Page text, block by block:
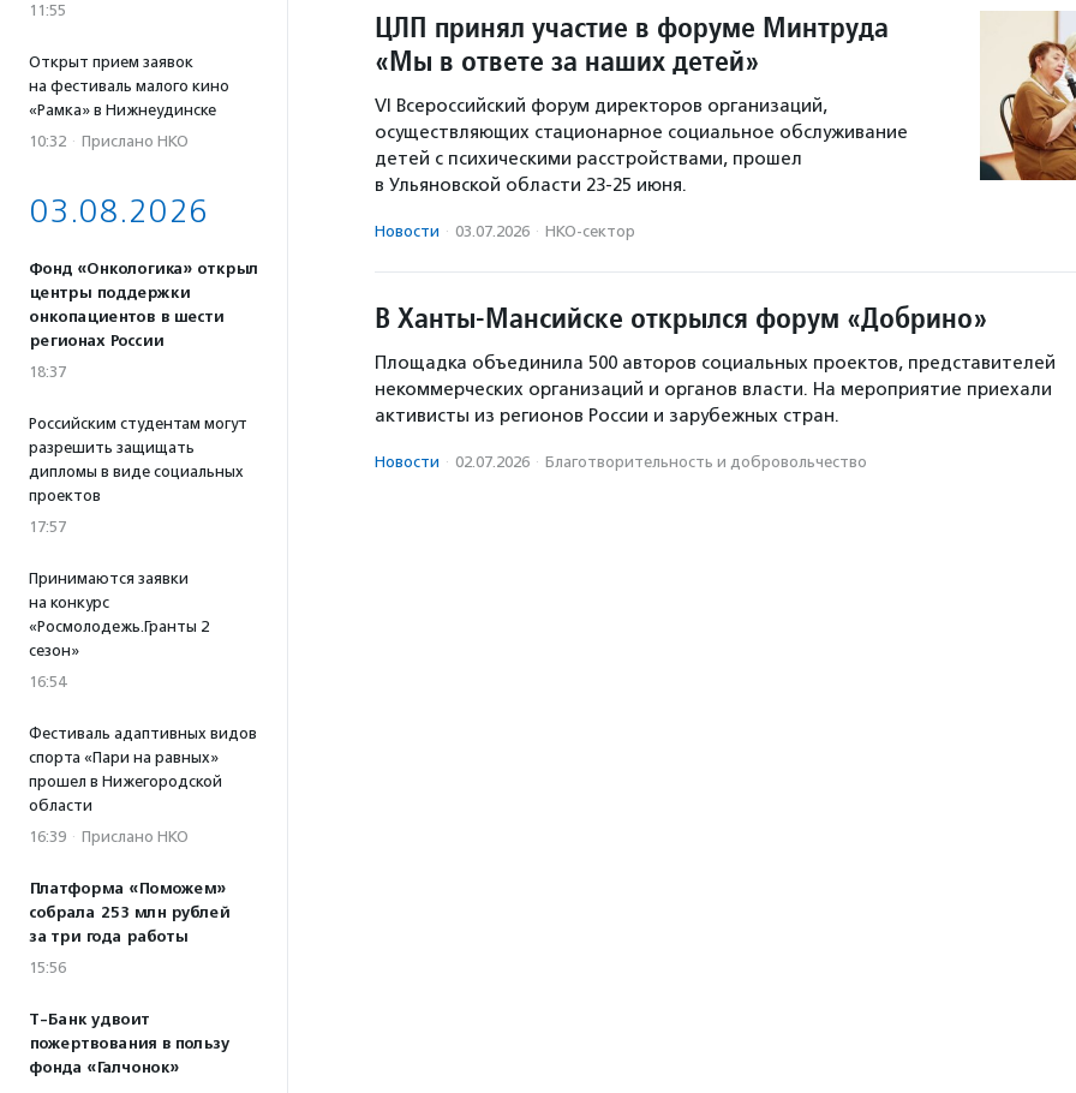
11:55
Открыт прием заявок
на фестиваль малого кино
«Рамка» в Нижнеудинске
10:32 · Прислано НКО
03.08.2026
Фонд «Онкологика» открыл
центры поддержки
онкопациентов в шести
регионах России
18:37
Российским студентам могут
разрешить защищать
дипломы в виде социальных
проектов
17:57
Принимаются заявки
на конкурс
«Росмолодежь.Гранты 2
сезон»
16:54
Фестиваль адаптивных видов
спорта «Пари на равных»
прошел в Нижегородской
области
16:39 · Прислано НКО
Платформа «Поможем»
собрала 253 млн рублей
за три года работы
15:56
Т-Банк удвоит
пожертвования в пользу
фонда «Галчонок»
ЦЛП принял участие в форуме Минтруда
«Мы в ответе за наших детей»
VI Всероссийский форум директоров организаций,
осуществляющих стационарное социальное обслуживание
детей с психическими расстройствами, прошел
в Ульяновской области 23-25 июня.
Новости · 03.07.2026 · НКО-сектор
В Ханты-Мансийске открылся форум «Добрино»
Площадка объединила 500 авторов социальных проектов, представителей
некоммерческих организаций и органов власти. На мероприятие приехали
активисты из регионов России и зарубежных стран.
Новости · 02.07.2026 · Благотвори­тель­ность и доброволь­чест­во